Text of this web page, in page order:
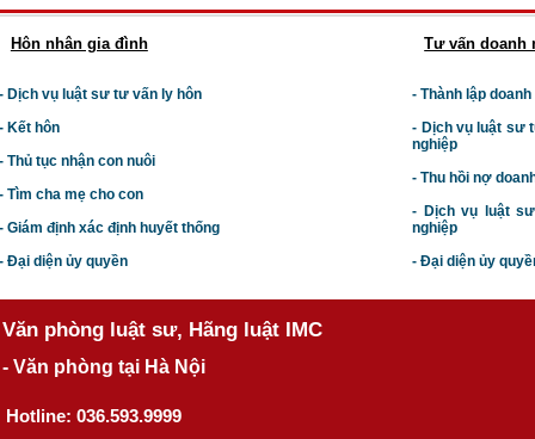
Hôn nhân gia đình
Dịch vụ luật sư tư vấn ly hôn
Kết hôn
Thủ tục nhận con nuôi
Tìm cha mẹ cho con
Giám định xác định huyết thống
Đại diện ủy quyền
Tư vấn doanh
- Thành lập
- Dịch vụ luật sư t
nghiệp
- Thu hồi nợ
- Dịch vụ luật
nghiệp
- Đại diện ủy
Văn phòng luật sư, Hãng luật IMC
- Văn phòng tại Hà Nội
Hotline: 036.593.9999